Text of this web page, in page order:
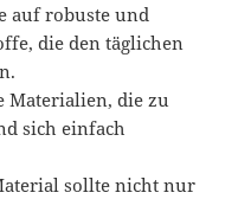
auf robuste und
die den täglichen
Materialien, die zu
sich einfach
sollte nicht nur